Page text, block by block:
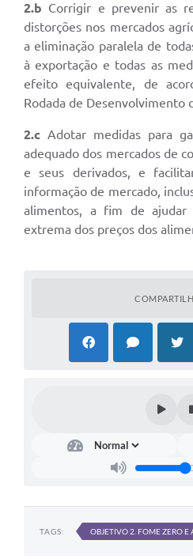
2.b Corrigir e prevenir as
distorções nos mercados
a eliminação paralela de
à exportação e todas as
efeito equivalente, de
Rodada de Desenvolvimento
2.c Adotar medidas para
adequado dos mercados de
e seus derivados, e
informação de mercado,
alimentos, a fim de
extrema dos preços dos
TAGS: OBJETIVO 2. FOME ZERO E